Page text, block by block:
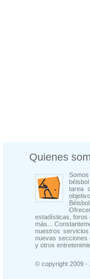
Quienes
tarea
estadísticas, foros
más...
nuestros
nuevas secciones
y otros
© copyright 2009 -